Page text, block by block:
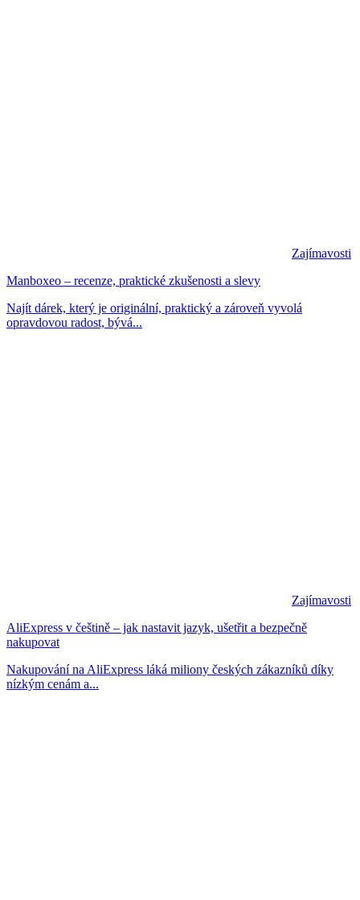
Zajímavosti
Manboxeo – recenze, praktické zkušenosti a slevy
Najít dárek, který je originální, praktický a zároveň vyvolá
opravdovou radost, bývá...
Zajímavosti
AliExpress v češtině – jak nastavit jazyk, ušetřit a bezpečně
nakupovat
Nakupování na AliExpress láká miliony českých zákazníků díky
nízkým cenám a...